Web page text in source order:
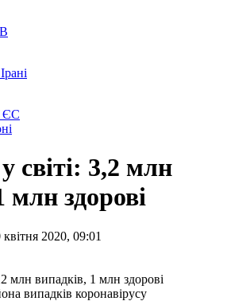
ЄС
світі: 3,2 млн
млн здорові
2020, 09:01
випадків коронавірусу